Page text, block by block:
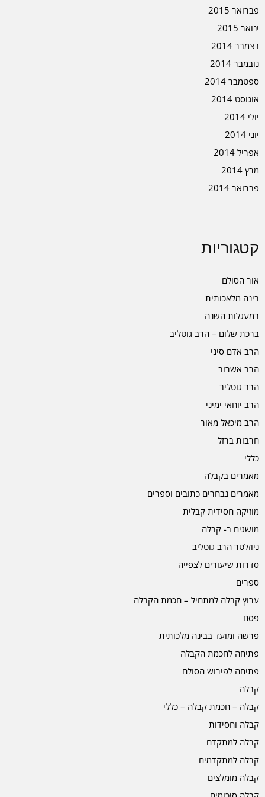
פברואר 2015
ינואר 2015
דצמבר 2014
נובמבר 2014
ספטמבר 2014
אוגוסט 2014
יולי 2014
יוני 2014
אפריל 2014
מרץ 2014
פברואר 2014
קטגוריות
אור הסולם
בינה מלאכותית
במעגלות השנה
ברכת שלום – הרב גוטליב
הרב אדם סיני
הרב אשרוב
הרב גוטליב
הרב יוחאי ימיני
הרב מיכאל מאור
חרבות ברזל
כללי
מאמרים בקבלה
מאמרים נבחרים כתובים וספרים
מוזיקה חסידית קבלית
מושגים ב- קבלה
ניוזלטר הרב גוטליב
סדרות שיעורים לצפייה
ספרים
ערוץ קבלה למתחיל – חכמת הקבלה
פסח
פרשה ומועד בבינה מלכותית
פתיחה לחכמת הקבלה
פתיחה לפירוש הסולם
קבלה
קבלה – חכמת קבלה – כללי
קבלה וחסידות
קבלה למתקדם
קבלה למתקדמים
קבלה מומלצים